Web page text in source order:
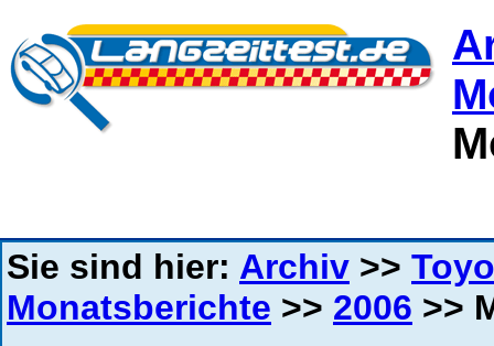
Sie sind hier: Archiv >>
Monatsberichte >> 2006 >>